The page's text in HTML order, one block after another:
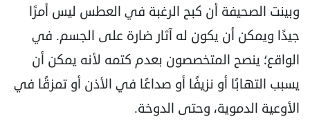
وبينت الصحيفة أن كبح الرغبة في العطس ليس أمرًا
جيدًا ويمكن أن يكون له آثار ضارة على الجسم. في
الواقع؛ ينصح المتخصصون بعدم كتمه لأنه يمكن أن
يسبب التهابًا أو نزيفًا أو صداعًا في الأذن أو تمزقًا في
الأوعية الدموية، وحتى الدوخة.